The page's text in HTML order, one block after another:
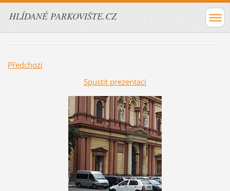
HLÍDANÉ PARKOVIŠTE.CZ
Předchozí
Spustit prezentaci